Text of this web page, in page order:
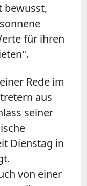
bewusst,
für ihren
Rede im
aus
seiner
Dienstag in
von einer